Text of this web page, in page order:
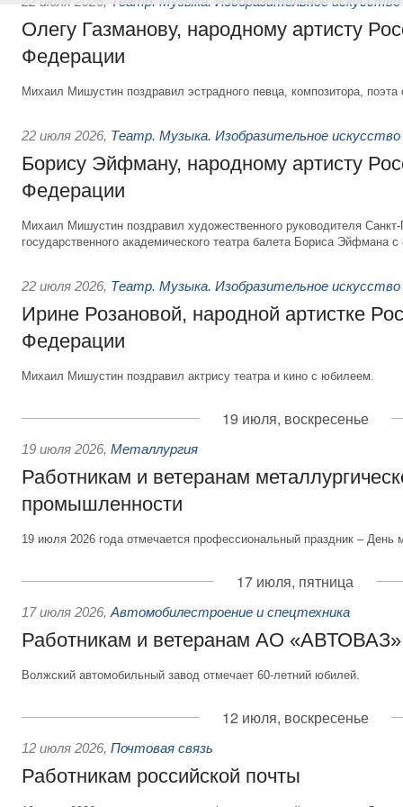
Олегу Газманову, народному артисту
Федерации
Михаил Мишустин поздравил эстрадного певца, композитора, поэта
22 июля 2026, Театр. Музыка. Изобразительное искусство
Борису Эйфману, народному артисту
Федерации
Михаил Мишустин поздравил художественного руководителя Санкт-
государственного академического театра балета Бориса Эйфмана
22 июля 2026, Театр. Музыка. Изобразительное искусство
Ирине Розановой, народной артистке
Федерации
Михаил Мишустин поздравил актрису театра и кино с юбилеем.
19 июля, воскресенье
19 июля 2026, Металлургия
Работникам и ветеранам
промышленности
19 июля 2026 года отмечается профессиональный праздник – День
17 июля, пятница
17 июля 2026, Автомобилестроение и спецтехника
Работникам и ветеранам АО «АВТОВАЗ»
Волжский автомобильный завод отмечает 60-летний юбилей.
12 июля, воскресенье
12 июля 2026, Почтовая связь
Работникам российской почты